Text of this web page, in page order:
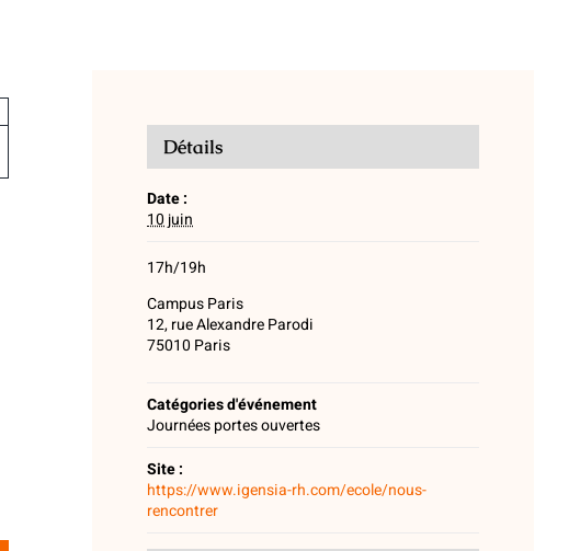
Détails
Date :
10 juin
17h/19h
Campus Paris
12, rue Alexandre Parodi
75010 Paris
Catégories d'événement
Journées portes ouvertes
Site :
https://www.igensia-rh.com/ecole/nous-
rencontrer